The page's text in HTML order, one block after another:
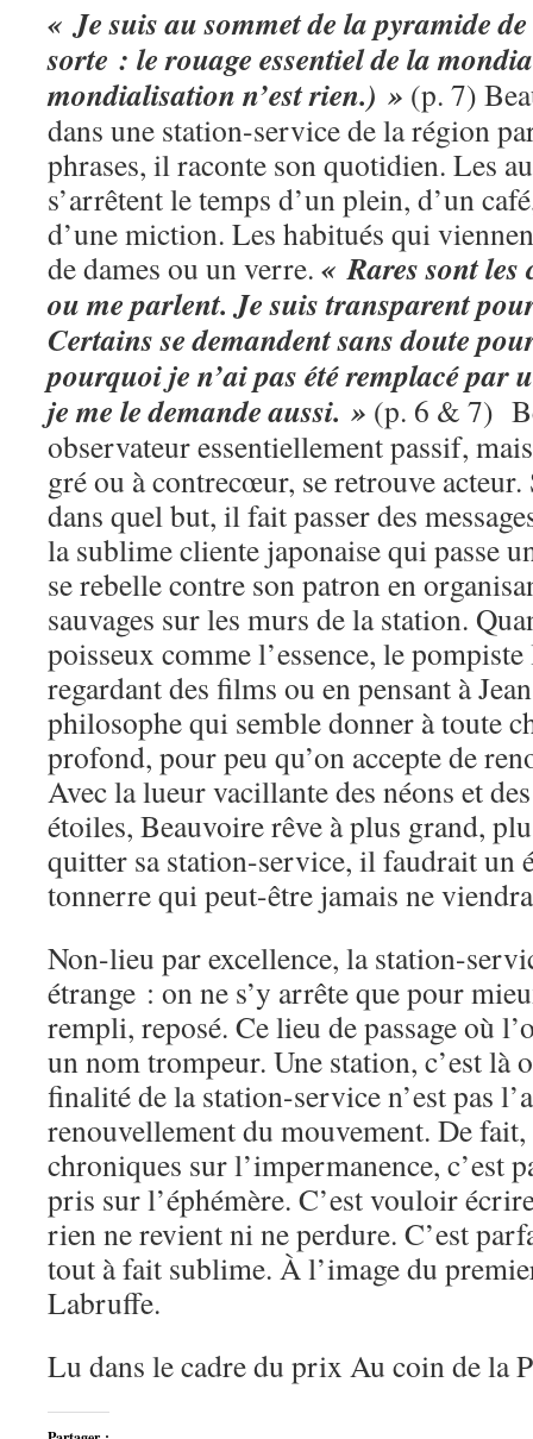
« Je suis au sommet de la pyramide
sorte : le rouage essentiel de la
mondialisation n’est rien.) » (p. 7)
dans une station-service de la région
phrases, il raconte son quotidien. Les
s’arrêtent le temps d’un plein, d’un
d’une miction. Les habitués qui
de dames ou un verre. « Rares sont les
ou me parlent. Je suis transparent
Certains se demandent sans doute
pourquoi je n’ai pas été remplacé par
je me le demande aussi. » (p. 6 & 7)
observateur essentiellement passif,
gré ou à contrecœur, se retrouve
dans quel but, il fait passer des
la sublime cliente japonaise qui passe
se rebelle contre son patron en
sauvages sur les murs de la station.
poisseux comme l’essence, le
regardant des films ou en pensant à
philosophe qui semble donner à toute
profond, pour peu qu’on accepte de
Avec la lueur vacillante des néons et
étoiles, Beauvoire rêve à plus grand,
quitter sa station-service, il faudrait un
tonnerre qui peut-être jamais ne
Non-lieu par excellence, la station-
étrange : on ne s’y arrête que pour
rempli, reposé. Ce lieu de passage où
un nom trompeur. Une station, c’est là
finalité de la station-service n’est pas
renouvellement du mouvement. De
chroniques sur l’impermanence, c’est
pris sur l’éphémère. C’est vouloir
rien ne revient ni ne perdure. C’est
tout à fait sublime. À l’image du
Labruffe.
Lu dans le cadre du prix Au coin de la